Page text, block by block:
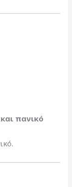
πανικό